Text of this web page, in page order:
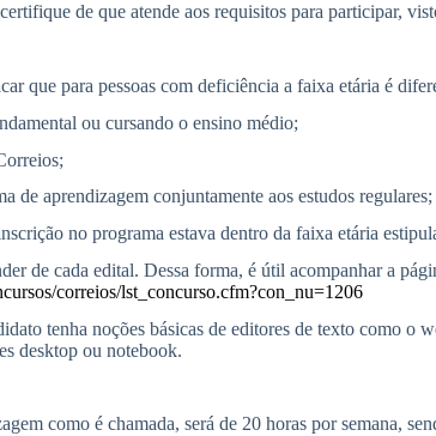
de que atende aos requisitos para participar,
que para pessoas com deficiência a faixa etária é
ou cursando o ensino médio;
de aprendizagem conjuntamente aos estudos regulares;
no programa estava dentro da faixa etária
de cada edital. Dessa forma, é útil acompanhar a
correios/lst_concurso.cfm?con_nu=1206
tenha noções básicas de editores de texto como
desktop ou notebook.
como é chamada, será de 20 horas por semana,